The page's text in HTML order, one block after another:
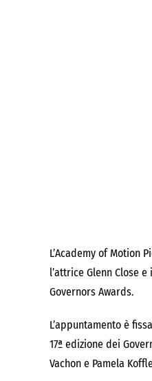
L’Academy of Motion
l’attrice Glenn Close
Governors Awards.
L’appuntamento è
17ª edizione dei
Vachon e Pamela